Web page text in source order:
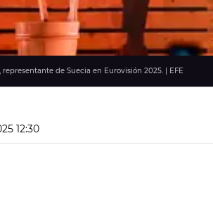
de Suecia en Eurovisión 2025. | EFE
12:30